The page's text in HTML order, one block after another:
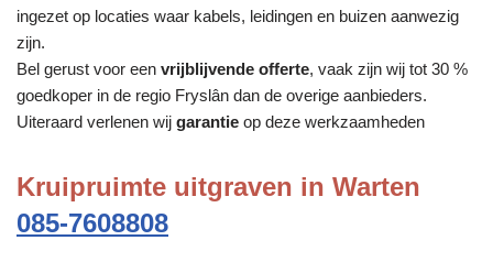
ingezet op locaties waar kabels, leidingen en buizen aanwezig
zijn.
Bel gerust voor een vrijblijvende offerte, vaak zijn wij tot 30 %
goedkoper in de regio Fryslân dan de overige aanbieders.
Uiteraard verlenen wij garantie op deze werkzaamheden
Kruipruimte uitgraven in Warten
085-7608808